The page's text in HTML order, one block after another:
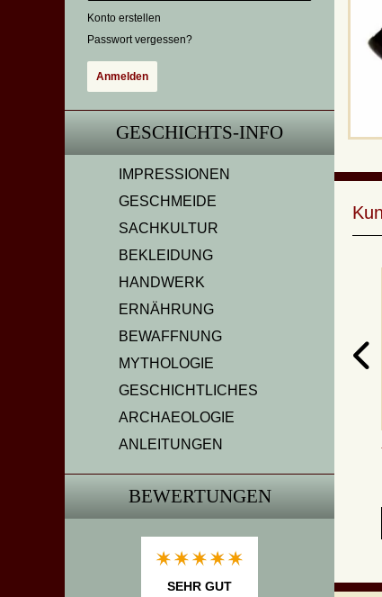
Konto erstellen
Passwort vergessen?
GESCHICHTS-INFO
IMPRESSIONEN
GESCHMEIDE
SACHKULTUR
BEKLEIDUNG
HANDWERK
ERNÄHRUNG
BEWAFFNUNG
MYTHOLOGIE
GESCHICHTLICHES
ARCHAEOLOGIE
ANLEITUNGEN
BEWERTUNGEN
SEHR GUT